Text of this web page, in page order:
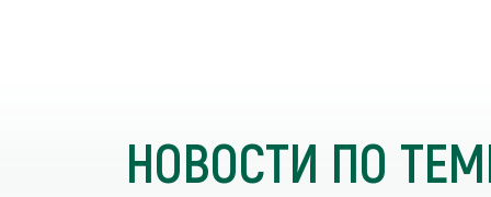
НОВОСТИ ПО